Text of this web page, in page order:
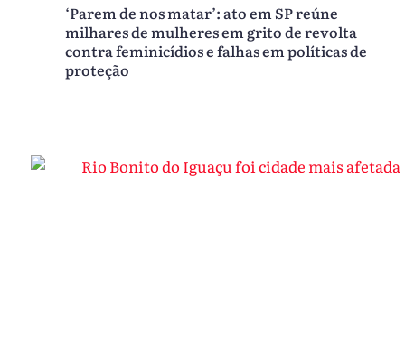
‘Parem de nos matar’: ato em SP reúne
milhares de mulheres em grito de revolta
contra feminicídios e falhas em políticas de
proteção